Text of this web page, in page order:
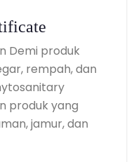
Demi produk
rempah, dan
produk yang
jamur, dan